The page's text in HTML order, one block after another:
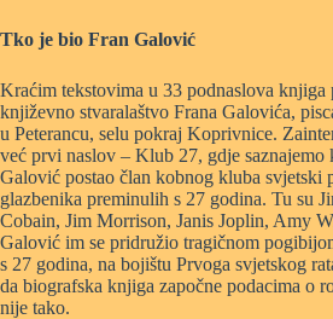
Tko je bio Fran Galović
Kraćim tekstovima u 33 podnaslova knjiga
književno stvaralaštvo Frana Galovića,
u Peterancu, selu pokraj Koprivnice.
već prvi naslov – Klub 27, gdje saznajemo
Galović postao član kobnog kluba svjetski
glazbenika preminulih s 27 godina. Tu su
Cobain, Jim Morrison, Janis Joplin, Amy
Galović im se pridružio tragičnom
s 27 godina, na bojištu Prvoga svjetskog
da biografska knjiga započne podacima o
nije tako.